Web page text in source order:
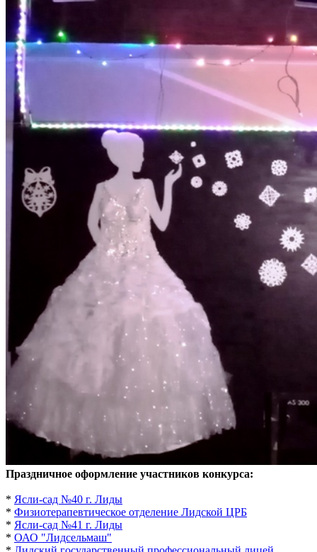
Праздничное оформление участников конкурса:
* Ясли-сад №40 г. Лиды
* Физиотерапевтическое отделение Лидской ЦРБ
* Ясли-сад №41 г. Лиды
* ОАО "Лидсельмаш"